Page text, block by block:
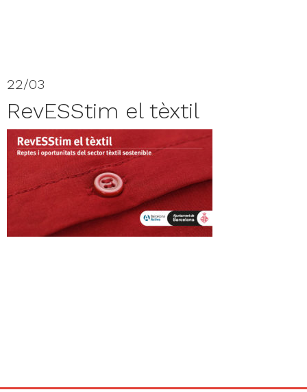
22/03
RevESStim el tèxtil